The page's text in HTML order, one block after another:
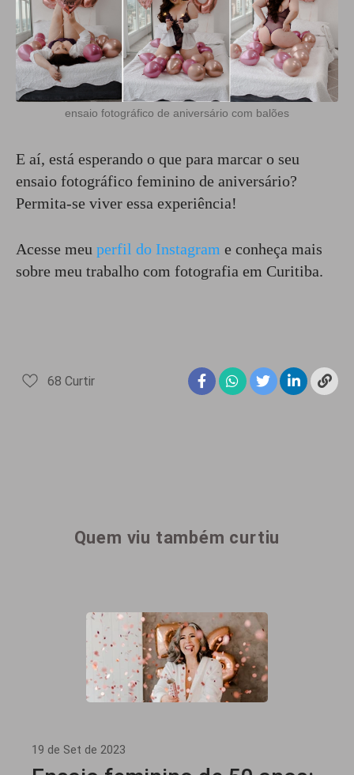
ensaio fotográfico de aniversário com balões
E aí, está esperando o que para marcar o seu
ensaio fotográfico feminino de aniversário?
Permita-se viver essa experiência!
Acesse meu perfil do Instagram e conheça mais
sobre meu trabalho com fotografia em Curitiba.
68 Curtir
Quem viu também curtiu
19 de Set de 2023